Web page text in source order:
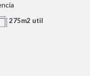
275m2 util